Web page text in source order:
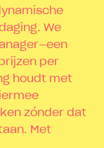
We
per
houdt met
zónder dat
Met